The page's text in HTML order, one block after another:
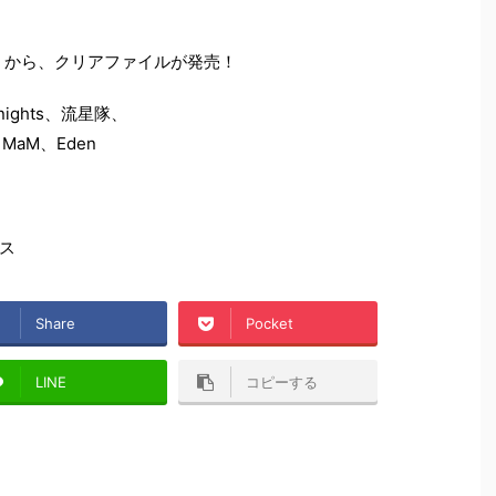
ら、クリアファイルが発売！
、流星隊、
、Eden
Share Pocket
LINE コピーする